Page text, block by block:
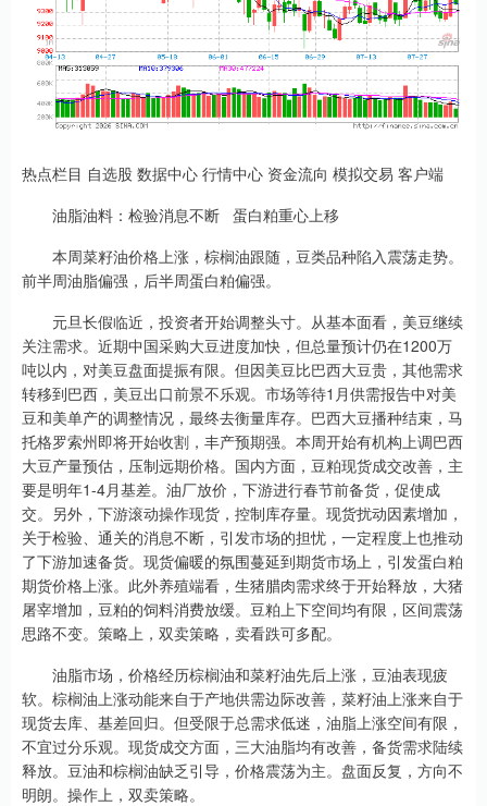
热点栏目 自选股 数据中心 行情中心 资金流向 模拟交易 客户端
油脂油料：检验消息不断 蛋白粕重心上移
本周菜籽油价格上涨，棕榈油跟随，豆类品种陷入震荡走势。
前半周油脂偏强，后半周蛋白粕偏强。
元旦长假临近，投资者开始调整头寸。从基本面看，美豆继续
关注需求。近期中国采购大豆进度加快，但总量预计仍在1200万
吨以内，对美豆盘面提振有限。但因美豆比巴西大豆贵，其他需求
转移到巴西，美豆出口前景不乐观。市场等待1月供需报告中对美
豆和美单产的调整情况，最终去衡量库存。巴西大豆播种结束，马
托格罗索州即将开始收割，丰产预期强。本周开始有机构上调巴西
大豆产量预估，压制远期价格。国内方面，豆粕现货成交改善，主
要是明年1-4月基差。油厂放价，下游进行春节前备货，促使成
交。另外，下游滚动操作现货，控制库存量。现货扰动因素增加，
关于检验、通关的消息不断，引发市场的担忧，一定程度上也推动
了下游加速备货。现货偏暖的氛围蔓延到期货市场上，引发蛋白粕
期货价格上涨。此外养殖端看，生猪腊肉需求终于开始释放，大猪
屠宰增加，豆粕的饲料消费放缓。豆粕上下空间均有限，区间震荡
思路不变。策略上，双卖策略，卖看跌可多配。
油脂市场，价格经历棕榈油和菜籽油先后上涨，豆油表现疲
软。棕榈油上涨动能来自于产地供需边际改善，菜籽油上涨来自于
现货去库、基差回归。但受限于总需求低迷，油脂上涨空间有限，
不宜过分乐观。现货成交方面，三大油脂均有改善，备货需求陆续
释放。豆油和棕榈油缺乏引导，价格震荡为主。盘面反复，方向不
明朗。操作上，双卖策略。